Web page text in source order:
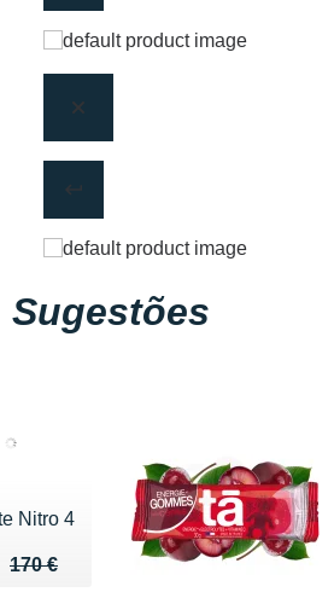
Sugestões
Nitro 4
170 €
de 170 €
120 €